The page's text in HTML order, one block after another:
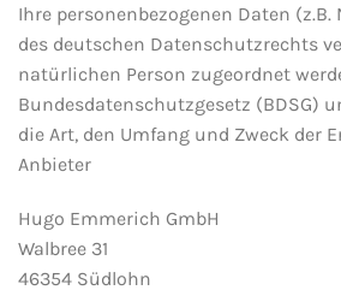
Ihre personenbezogenen Daten
des deutschen Datenschutzrechts
natürlichen Person zugeordnet
Bundesdatenschutzgesetz (BDSG)
die Art, den Umfang und Zweck der
Anbieter
Hugo Emmerich GmbH
Walbree 31
46354 Südlohn